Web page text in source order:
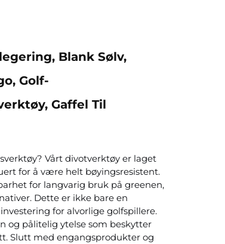
Blank Sølv,
Golf-
Gaffel Til
Vårt divotverktøy er laget
for å være helt bøyingsresistent.
for langvarig bruk på greenen,
Dette er ikke bare en
for alvorlige golfspillere.
og pålitelig ytelse som beskytter
Slutt med engangsprodukter og